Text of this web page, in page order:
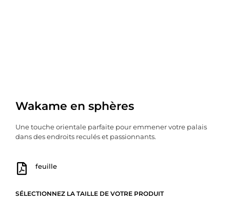
Wakame en sphères
Une touche orientale parfaite pour emmener votre palais
dans des endroits reculés et passionnants.
feuille
SÉLECTIONNEZ LA TAILLE DE VOTRE PRODUIT